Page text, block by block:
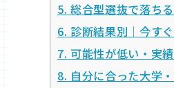
5. 総合型選抜で落ち
6. 診断結果別｜今す
7. 可能性が低い・実
8. 自分に合った大学